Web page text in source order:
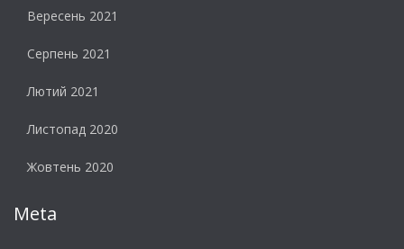
Вересень 2021
Серпень 2021
Лютий 2021
Листопад 2020
Жовтень 2020
Meta